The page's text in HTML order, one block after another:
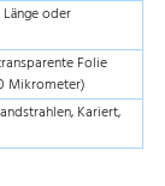
oder
Folie
Mikrometer)
Kariert,